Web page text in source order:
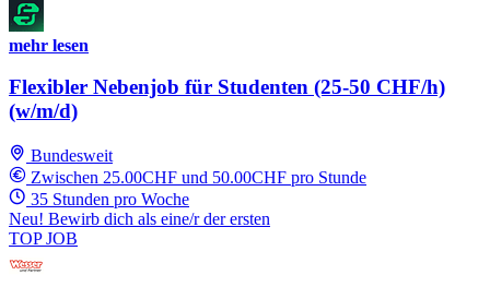
mehr lesen
Flexibler Nebenjob für Studenten (25-50 CHF/h)
(w/m/d)
Bundesweit
Zwischen 25.00CHF und 50.00CHF pro Stunde
35 Stunden pro Woche
Neu! Bewirb dich als eine/r der ersten
TOP JOB